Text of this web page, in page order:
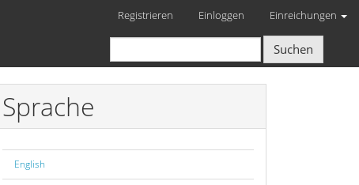
Registrieren Einloggen Einreichungen
Suchen
Sprache
English